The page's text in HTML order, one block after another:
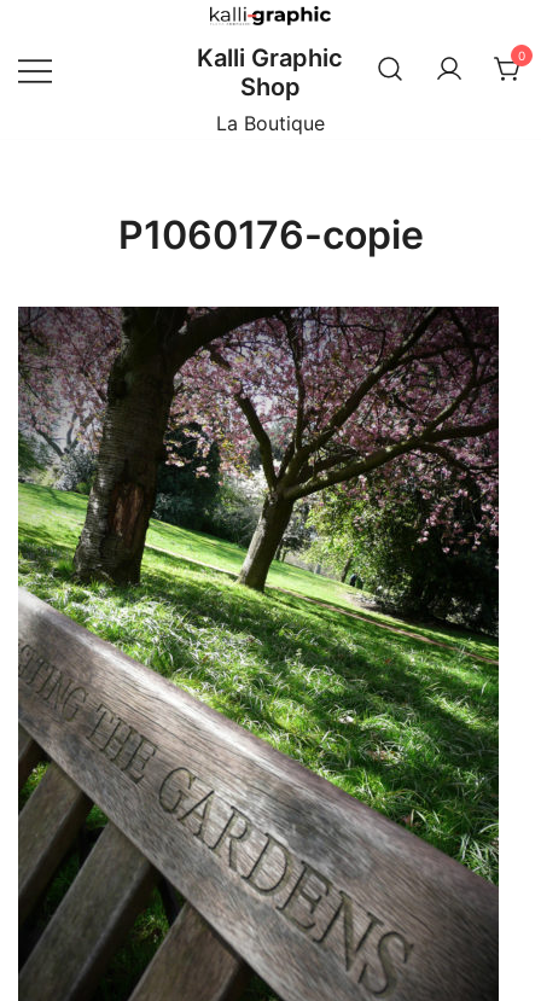
content
Kalli Graphic
Shop
La Boutique
0
P1060176-copie